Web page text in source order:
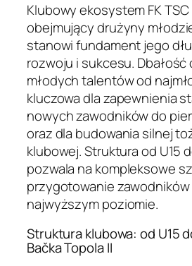
Klubowy ekosystem FK TSC
obejmujący drużyny
stanowi fundament jego
rozwoju i sukcesu.
młodych talentów od
kluczowa dla zapewnienia
nowych zawodników do
oraz dla budowania silnej
klubowej. Struktura od U15
pozwala na kompleksowe
przygotowanie
najwyższym poziomie.
Struktura klubowa: od U15
Bačka Topola II